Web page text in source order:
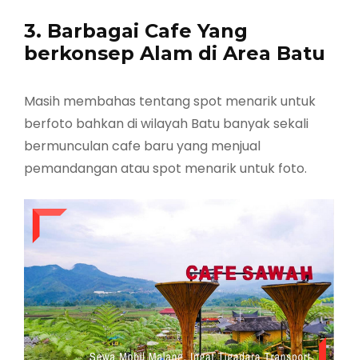
3. Barbagai Cafe Yang
berkonsep Alam di Area Batu
Masih membahas tentang spot menarik untuk
berfoto bahkan di wilayah Batu banyak sekali
bermunculan cafe baru yang menjual
pemandangan atau spot menarik untuk foto.